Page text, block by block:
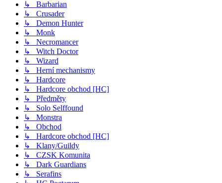
↳ Barbarian
↳ Crusader
↳ Demon Hunter
↳ Monk
↳ Necromancer
↳ Witch Doctor
↳ Wizard
↳ Herní mechanismy
↳ Hardcore
↳ Hardcore obchod [HC]
↳ Předměty
↳ Solo Selffound
↳ Monstra
↳ Obchod
↳ Hardcore obchod [HC]
↳ Klany/Guildy
↳ CZSK Komunita
↳ Dark Guardians
↳ Serafins